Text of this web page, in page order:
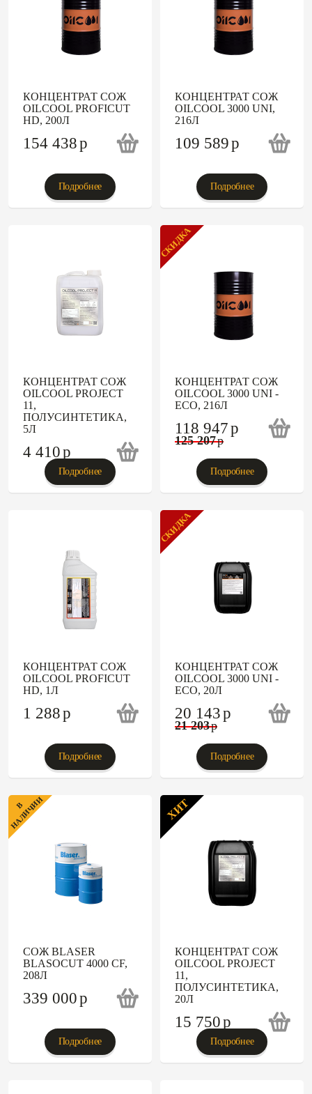
КОНЦЕНТРАТ СОЖ
OILCOOL PROFICUT
HD, 200Л
154 438p
Подробнее
КОНЦЕНТРАТ СОЖ
OILCOOL 3000 UNI,
216Л
109 589p
Подробнее
КОНЦЕНТРАТ СОЖ
OILCOOL PROJECT
11,
ПОЛУСИНТЕТИКА,
5Л
4 410p
Подробнее
СКИДКА
КОНЦЕНТРАТ СОЖ
OILCOOL 3000 UNI -
ECO, 216Л
118 947p
125 207p
Подробнее
КОНЦЕНТРАТ СОЖ
OILCOOL PROFICUT
HD, 1Л
1 288p
Подробнее
СКИДКА
КОНЦЕНТРАТ СОЖ
OILCOOL 3000 UNI -
ECO, 20Л
20 143p
21 203p
Подробнее
В
НАЛИЧИИ
СОЖ BLASER
BLASOCUT 4000 CF,
208Л
339 000p
Подробнее
ХИТ
КОНЦЕНТРАТ СОЖ
OILCOOL PROJECT
11,
ПОЛУСИНТЕТИКА,
20Л
15 750p
Подробнее